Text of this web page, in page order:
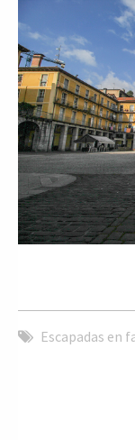
Escapadas en